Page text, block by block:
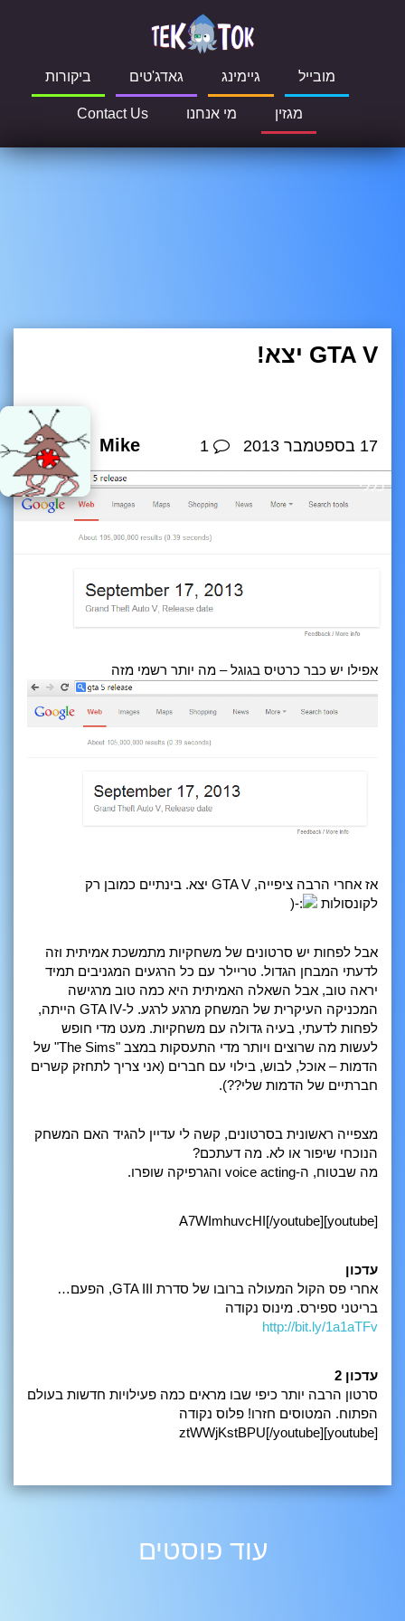
מובייל גיימינג גאדג'טים ביקורות
מגזין מי אנחנו Contact Us
כללי
GTA V יצא!
17 בספטמבר 2013 Mike
אפילו יש כבר כרטיס בגוגל – מה יותר רשמי מזה
אז אחרי הרבה ציפייה, GTA V יצא. בינתיים כמובן רק
לקונסולות
אבל לפחות יש סרטונים של משחקיות מתמשכת אמיתית וזה
לדעתי המבחן הגדול. טריילר עם כל הרגעים המגניבים תמיד
יראה טוב, אבל השאלה האמיתית היא כמה טוב מרגישה
המכניקה העיקרית של המשחק מרגע לרגע. ל-GTA IV הייתה,
לפחות לדעתי, בעיה גדולה עם משחקיות. מעט מדי חופש
לעשות מה שרוצים ויותר מדי התעסקות במצב "The Sims" של
הדמות – אוכל, לבוש, בילוי עם חברים (אני צריך לתחזק קשרים
חברתיים של הדמות שלי??).
מצפייה ראשונית בסרטונים, קשה לי עדיין להגיד האם המשחק
הנוכחי שיפור או לא. מה דעתכם?
מה שבטוח, ה-voice acting והגרפיקה שופרו.
[youtube]A7WImhuvcHI[/youtube]
עדכון
אחרי פס הקול המעולה ברובו של סדרת GTA III, הפעם…
בריטני ספירס. מינוס נקודה
http://bit.ly/1a1aTFv
עדכון 2
סרטון הרבה יותר כיפי שבו מראים כמה פעילויות חדשות בעולם
הפתוח. המטוסים חזרו! פלוס נקודה
[youtube]ztWWjKstBPU[/youtube]
עוד פוסטים